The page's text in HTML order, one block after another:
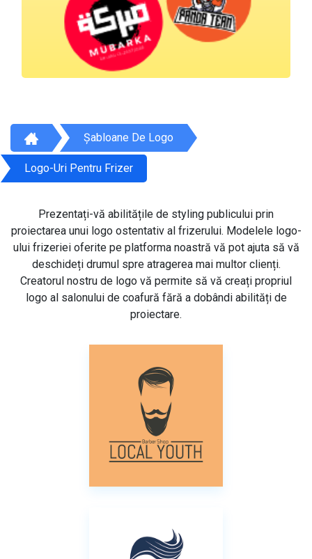
Șabloane De Logo
Logo-Uri Pentru Frizer
Prezentați-vă abilitățile de styling publicului prin
proiectarea unui logo ostentativ al frizerului. Modelele logo-
ului frizeriei oferite pe platforma noastră vă pot ajuta să vă
deschideți drumul spre atragerea mai multor clienți.
Creatorul nostru de logo vă permite să vă creați propriul
logo al salonului de coafură fără a dobândi abilități de
proiectare.